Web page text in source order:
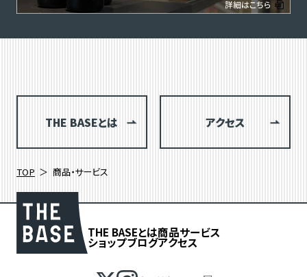
THE BASEとは アクセス
TOP 商品・サービス
THE BASEとは商品サービス
ショップブログアクセス